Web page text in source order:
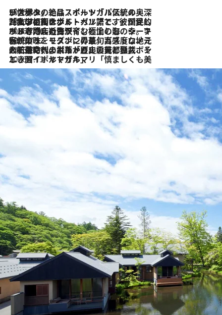
2026.8.8
リスボンの絶品スイーツ「パステル・デ・ナタ」とは？ポルトガル伝統の奥深い世界へ
2026.7.27
「私の祖国はポルトガル語です」国民的詩人フェルナンド・ペソアと、彼が愛した文学の街を歩く
2026.7.26
ポルトガル近海が育む極上の海の幸。キリリと冷えた白ワインと愉しむ、シーフード専門店の贅沢
2026.7.22
伝統の味をモダンに昇華。高感度な地元客が集う、リスボンの最旬ガストロノミー
2026.7.21
大航海時代の栄華から、震災、独裁、そして革命へ。ポルトガル・首都リスボンの石畳に刻まれた「歴史の光と影」
2026.7.13
エッセイ・ヤマザキマリ「慎ましくも美しき国 ポルトガル」